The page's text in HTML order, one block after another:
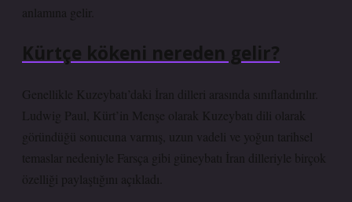
anlamına gelir.
Kürtçe kökeni nereden gelir?
Genellikle Kuzeybatı’daki İran dilleri arasında sınıflandırılır.
Ludwig Paul, Kürt’in Menşe olarak Kuzeybatı dili olarak
göründüğü sonucuna varmış, uzun vadeli ve yoğun tarihsel
temaslar nedeniyle Farsça gibi güneybatı İran dilleriyle birçok
özelliği paylaştığını açıkladı.